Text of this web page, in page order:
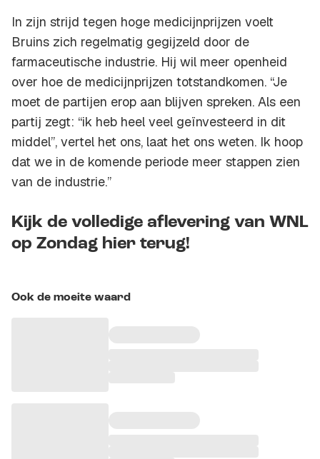
In zijn strijd tegen hoge medicijnprijzen voelt
Bruins zich regelmatig gegijzeld door de
farmaceutische industrie. Hij wil meer openheid
over hoe de medicijnprijzen totstandkomen. “Je
moet de partijen erop aan blijven spreken. Als een
partij zegt: “ik heb heel veel geïnvesteerd in dit
middel”, vertel het ons, laat het ons weten. Ik hoop
dat we in de komende periode meer stappen zien
van de industrie.”
Kijk de volledige aflevering van WNL
op Zondag hier terug!
Ook de moeite waard